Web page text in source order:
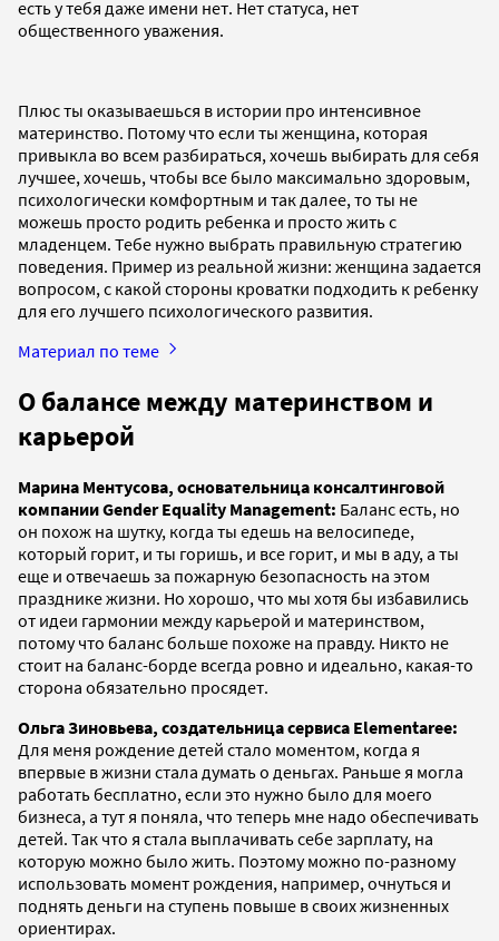
есть у тебя даже имени нет. Нет статуса, нет
общественного уважения.
Плюс ты оказываешься в истории про интенсивное
материнство. Потому что если ты женщина, которая
привыкла во всем разбираться, хочешь выбирать для себя
лучшее, хочешь, чтобы все было максимально здоровым,
психологически комфортным и так далее, то ты не
можешь просто родить ребенка и просто жить с
младенцем. Тебе нужно выбрать правильную стратегию
поведения. Пример из реальной жизни: женщина задается
вопросом, с какой стороны кроватки подходить к ребенку
для его лучшего психологического развития.
Материал по теме
О балансе между материнством и
карьерой
Марина Ментусова, основательница консалтинговой
компании Gender Equality Management: Баланс есть, но
он похож на шутку, когда ты едешь на велосипеде,
который горит, и ты горишь, и все горит, и мы в аду, а ты
еще и отвечаешь за пожарную безопасность на этом
празднике жизни. Но хорошо, что мы хотя бы избавились
от идеи гармонии между карьерой и материнством,
потому что баланс больше похоже на правду. Никто не
стоит на баланс-борде всегда ровно и идеально, какая-то
сторона обязательно просядет.
Ольга Зиновьева, создательница сервиса Elementaree:
Для меня рождение детей стало моментом, когда я
впервые в жизни стала думать о деньгах. Раньше я могла
работать бесплатно, если это нужно было для моего
бизнеса, а тут я поняла, что теперь мне надо обеспечивать
детей. Так что я стала выплачивать себе зарплату, на
которую можно было жить. Поэтому можно по-разному
использовать момент рождения, например, очнуться и
поднять деньги на ступень повыше в своих жизненных
ориентирах.